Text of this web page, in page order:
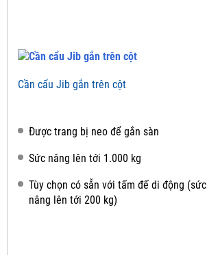
Cần cẩu Jib gắn trên cột
Được trang bị neo để gắn sàn
Sức nâng lên tới 1.000 kg
Tùy chọn có sẵn với tấm đế di động (sức
nâng lên tới 200 kg)